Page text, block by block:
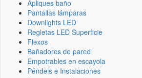
Apliques baño
Pantallas lámparas
Downlights LED
Regletas LED Superficie
Flexos
Bañadores de pared
Empotrables en escayola
Péndels e Instalaciones